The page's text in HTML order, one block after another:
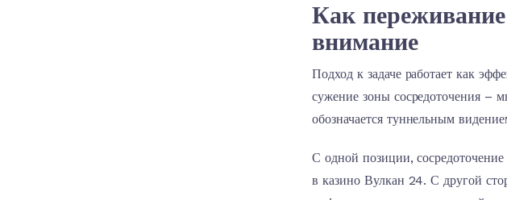
Как
внимание
Подход к задаче работает как
сужение зоны сосредоточения –
обозначается туннельным
С одной позиции, сосредоточение
в казино Вулкан 24. С другой